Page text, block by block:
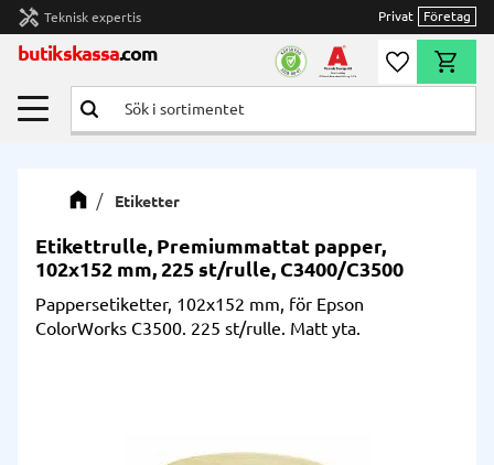
Meny
handyman Teknisk expertis Privat Företag
butikskassa.com Önskelista
Etiketter
Etikettrulle, Premiummattat papper,
102x152 mm, 225 st/rulle, C3400/C3500
Pappersetiketter, 102x152 mm, för Epson
ColorWorks C3500. 225 st/rulle. Matt yta.